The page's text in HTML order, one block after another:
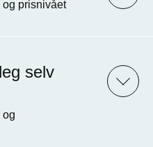
prisnivået
selv
og